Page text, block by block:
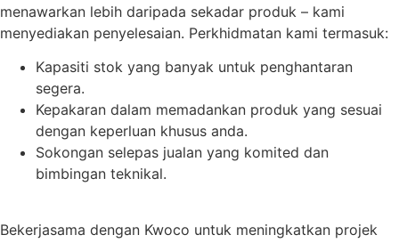
menawarkan lebih daripada sekadar produk – kami
menyediakan penyelesaian. Perkhidmatan kami termasuk:
Kapasiti stok yang banyak untuk penghantaran
segera.
Kepakaran dalam memadankan produk yang sesuai
dengan keperluan khusus anda.
Sokongan selepas jualan yang komited dan
bimbingan teknikal.
Bekerjasama dengan Kwoco untuk meningkatkan projek